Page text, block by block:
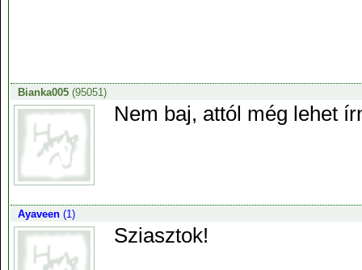
Bianka005(95051)
Nem baj, attól még lehet
Ayaveen(1)
Sziasztok!